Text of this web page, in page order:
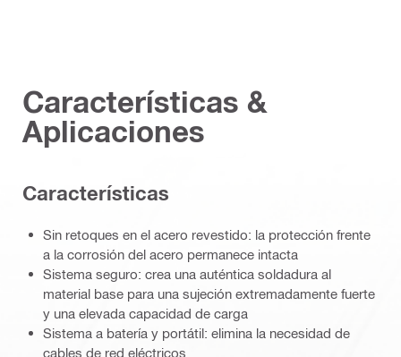
Características &
Aplicaciones
Características
Sin retoques en el acero revestido: la protección frente
a la corrosión del acero permanece intacta
Sistema seguro: crea una auténtica soldadura al
material base para una sujeción extremadamente fuerte
y una elevada capacidad de carga
Sistema a batería y portátil: elimina la necesidad de
cables de red eléctricos